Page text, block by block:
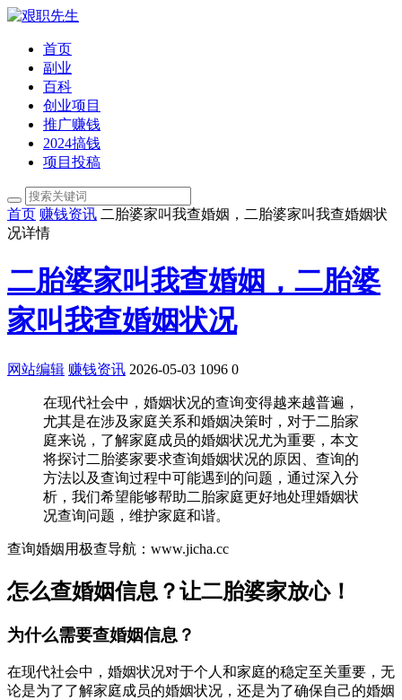
首页
副业
百科
创业项目
推广赚钱
2024搞钱
项目投稿
首页 赚钱资讯 二胎婆家叫我查婚姻，二胎婆家叫我查婚姻状
况详情
二胎婆家叫我查婚姻，二胎婆
家叫我查婚姻状况
网站编辑 赚钱资讯 2026-05-03 1096 0
在现代社会中，婚姻状况的查询变得越来越普遍，
尤其是在涉及家庭关系和婚姻决策时，对于二胎家
庭来说，了解家庭成员的婚姻状况尤为重要，本文
将探讨二胎婆家要求查询婚姻状况的原因、查询的
方法以及查询过程中可能遇到的问题，通过深入分
析，我们希望能够帮助二胎家庭更好地处理婚姻状
况查询问题，维护家庭和谐。
查询婚姻用极查导航：www.jicha.cc
怎么查婚姻信息？让二胎婆家放心！
为什么需要查婚姻信息？
在现代社会中，婚姻状况对于个人和家庭的稳定至关重要，无
论是为了了解家庭成员的婚姻状况，还是为了确保自己的婚姻